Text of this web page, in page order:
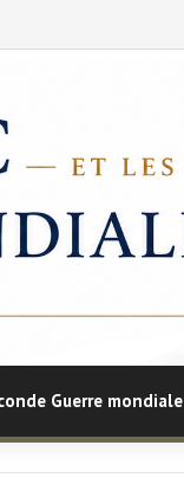
Guerre mondiale